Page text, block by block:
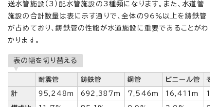
送水管施設（3）配水管施設の3種類になります。また、水道管
施設の合計数量は表に示す通りで、全体の96％以上を鋳鉄管
が占めており、鋳鉄管の性能が水道施設に重要であることがわ
かります。
表の幅を切り替える
耐震管 鋳鉄管 鋼管 ビニール管 そ
計 95,248m 692,387m 7,546m 16,411m